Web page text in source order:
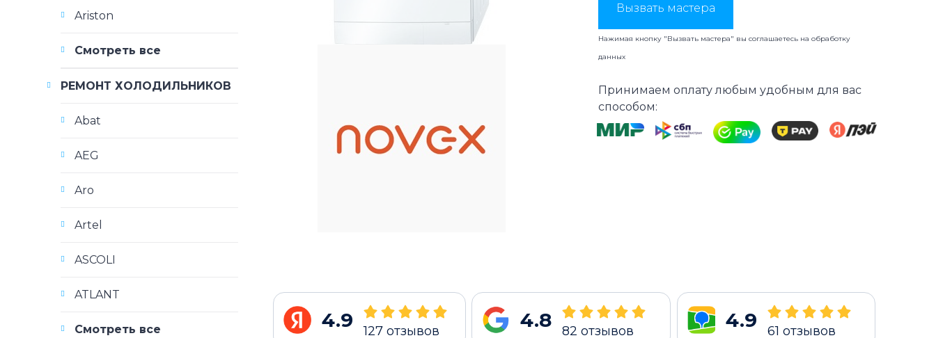
Вызвать мастера
Нажимая кнопку "Вызвать мастера" вы соглашаетесь наобработку
данных
Принимаем оплату любым удобным для вас
способом:
4.9 127 отзывов 4.8 82 отзывов 4.9 61 отзывов
Ariston
Смотреть все
РЕМОНТ ХОЛОДИЛЬНИКОВ
Abat
AEG
Aro
Artel
ASCOLI
ATLANT
Смотреть все